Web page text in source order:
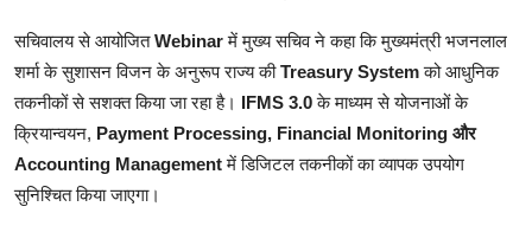
सचिवालय से आयोजितWebinarमें मुख्य सचिव ने कहा कि मुख्यमंत्री भजनलाल
शर्मा के सुशासन विजन के अनुरूप राज्य कीTreasury Systemको आधुनिक
तकनीकों से सशक्त किया जा रहा है। IFMS 3.0के माध्यम से योजनाओं के
क्रियान्वयन, Payment Processing, Financial Monitoring और
Accounting Managementमें डिजिटल तकनीकों का व्यापक उपयोग
सुनिश्चित किया जाएगा।